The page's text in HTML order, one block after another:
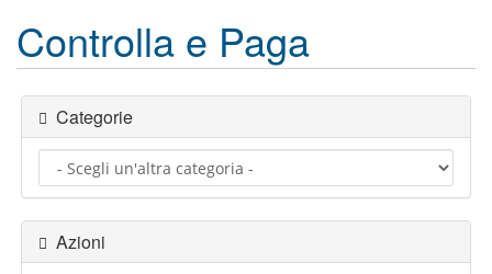
Controlla e Paga
Categorie
Azioni